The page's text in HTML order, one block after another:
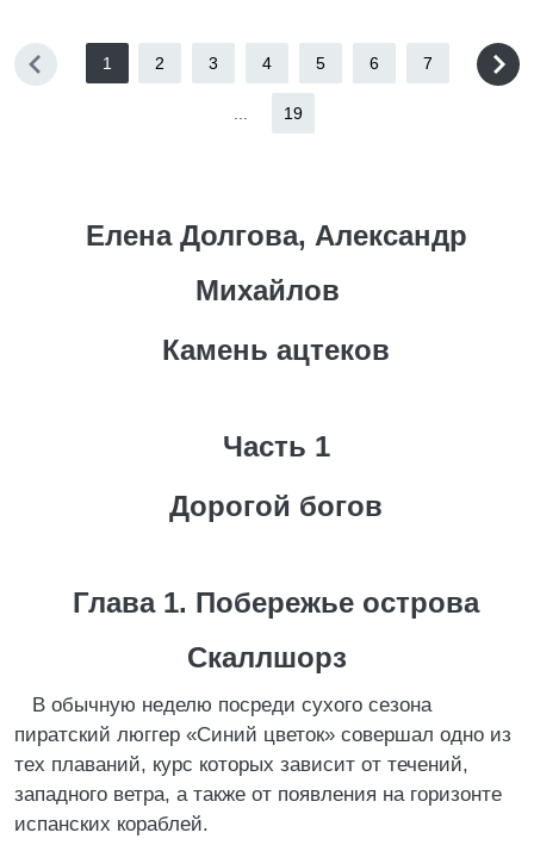
1 2 3 4 5 6 7
19
Елена Долгова, Александр
Михайлов
Камень ацтеков
Часть 1
Дорогой богов
Глава 1. Побережье острова
Скаллшорз
В обычную неделю посреди сухого сезона
пиратский люггер «Синий цветок» совершал одно из
тех плаваний, курс которых зависит от течений,
западного ветра, а также от появления на горизонте
испанских кораблей.